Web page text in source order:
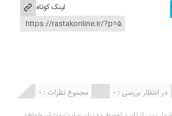
لینک کوتاه
مجموع نظرات : 0 در انتظار بررسی : 0